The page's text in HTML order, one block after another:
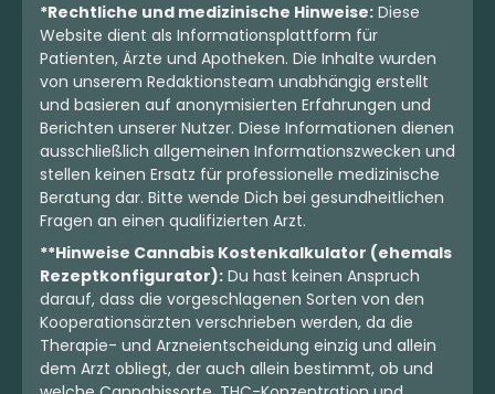
*Rechtliche und medizinische Hinweise: Diese
Website dient als Informationsplattform für
Patienten, Ärzte und Apotheken. Die Inhalte wurden
von unserem Redaktionsteam unabhängig erstellt
und basieren auf anonymisierten Erfahrungen und
Berichten unserer Nutzer. Diese Informationen dienen
ausschließlich allgemeinen Informationszwecken und
stellen keinen Ersatz für professionelle medizinische
Beratung dar. Bitte wende Dich bei gesundheitlichen
Fragen an einen qualifizierten Arzt.
**Hinweise Cannabis Kostenkalkulator (ehemals
Rezeptkonfigurator): Du hast keinen Anspruch
darauf, dass die vorgeschlagenen Sorten von den
Kooperationsärzten verschrieben werden, da die
Therapie- und Arzneientscheidung einzig und allein
dem Arzt obliegt, der auch allein bestimmt, ob und